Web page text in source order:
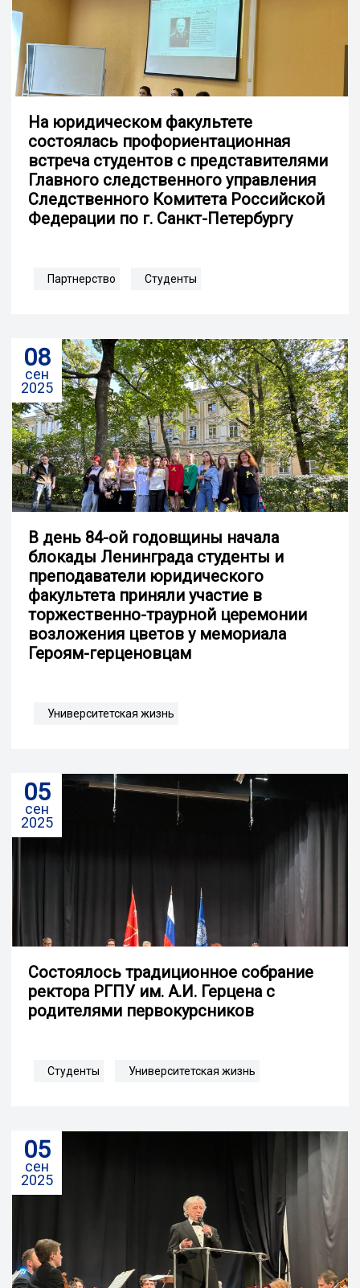
На юридическом факультете
состоялась профориентационная
встреча студентов с представителями
Главного следственного управления
Следственного Комитета Российской
Федерации по г. Санкт-Петербургу
Партнерство Студенты
08
сен
2025
В день 84-ой годовщины начала
блокады Ленинграда студенты и
преподаватели юридического
факультета приняли участие в
торжественно-траурной церемонии
возложения цветов у мемориала
Героям-герценовцам
Университетская жизнь
05
сен
2025
Состоялось традиционное собрание
ректора РГПУ им. А.И. Герцена с
родителями первокурсников
Студенты Университетская жизнь
05
сен
2025